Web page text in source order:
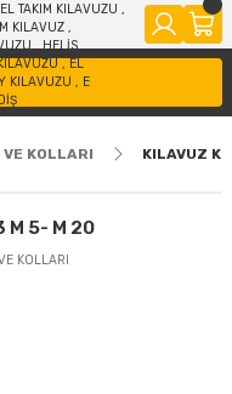
KOLLARI KILAVUZ
M 5- M 20
KOLLARI